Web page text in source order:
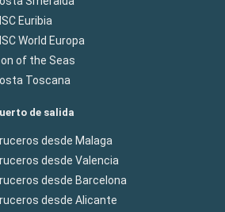
Euribia
World Europa
of the Seas
Toscana
de salida
desde Malaga
desde Valencia
desde Barcelona
desde Alicante